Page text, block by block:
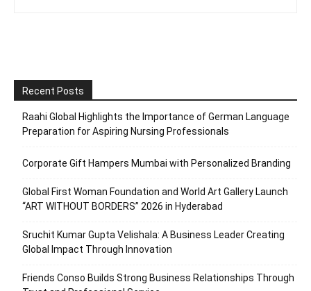
Recent Posts
Raahi Global Highlights the Importance of German Language
Preparation for Aspiring Nursing Professionals
Corporate Gift Hampers Mumbai with Personalized Branding
Global First Woman Foundation and World Art Gallery Launch
“ART WITHOUT BORDERS” 2026 in Hyderabad
Sruchit Kumar Gupta Velishala: A Business Leader Creating
Global Impact Through Innovation
Friends Conso Builds Strong Business Relationships Through